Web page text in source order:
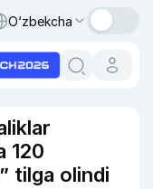
O‘zbekcha
120
tilga olindi